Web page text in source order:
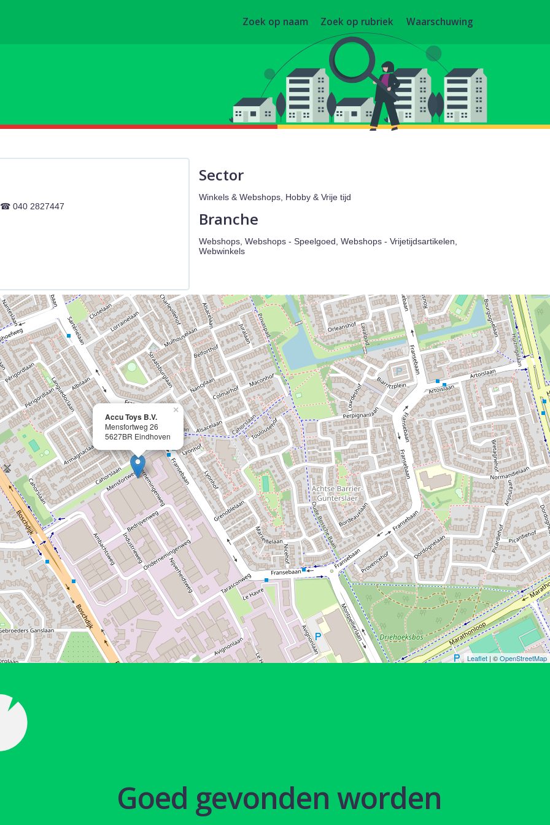
Zoek op naam Zoek op rubriek Waarschuwing
040 2827447
Sector
Winkels & Webshops, Hobby & Vrije tijd
Branche
Webshops, Webshops - Speelgoed, Webshops - Vrijetijdsartikelen,
Webwinkels
Accu Toys B.V.
Mensfortweg 26
5627BR Eindhoven
×
Leaflet | ©OpenStreetMap
Goed gevonden worden